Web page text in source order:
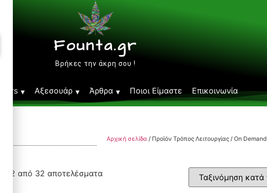
Founta.gr
Βρήκες την άκρη σου !
Αξεσουάρ Άρθρα Ποιοι Είμαστε Επικοινωνία
Αρχική σελίδα / Προϊόν Τρόπος Λειτουργίας / On Demand
1–12 από 32 αποτελέσματα